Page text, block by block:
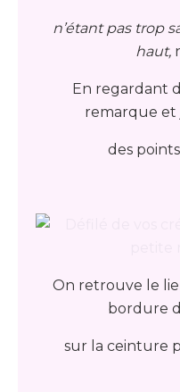
n’étant pas trop
haut,
En regardant
remarque et
des
On retrouve le
bordure
sur la ceinture